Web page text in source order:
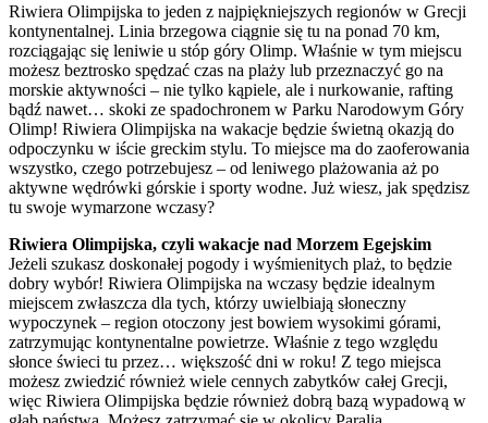
Riwiera Olimpijska to jeden z najpiękniejszych regionów w Grecji
kontynentalnej. Linia brzegowa ciągnie się tu na ponad 70 km,
rozciągając się leniwie u stóp góry Olimp. Właśnie w tym miejscu
możesz beztrosko spędzać czas na plaży lub przeznaczyć go na
morskie aktywności – nie tylko kąpiele, ale i nurkowanie, rafting
bądź nawet… skoki ze spadochronem w Parku Narodowym Góry
Olimp! Riwiera Olimpijska na wakacje będzie świetną okazją do
odpoczynku w iście greckim stylu. To miejsce ma do zaoferowania
wszystko, czego potrzebujesz – od leniwego plażowania aż po
aktywne wędrówki górskie i sporty wodne. Już wiesz, jak spędzisz
tu swoje wymarzone wczasy?
Riwiera Olimpijska, czyli wakacje nad Morzem Egejskim
Jeżeli szukasz doskonałej pogody i wyśmienitych plaż, to będzie
dobry wybór! Riwiera Olimpijska na wczasy będzie idealnym
miejscem zwłaszcza dla tych, którzy uwielbiają słoneczny
wypoczynek – region otoczony jest bowiem wysokimi górami,
zatrzymując kontynentalne powietrze. Właśnie z tego względu
słonce świeci tu przez… większość dni w roku! Z tego miejsca
możesz zwiedzić również wiele cennych zabytków całej Grecji,
więc Riwiera Olimpijska będzie również dobrą bazą wypadową w